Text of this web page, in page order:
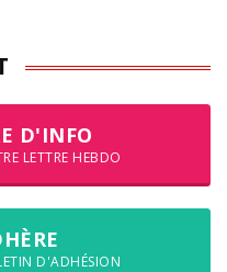
D'INFO
LETTRE HEBDO
D'ADHÉSION